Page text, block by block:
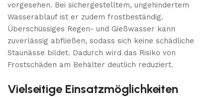
vorgesehen. Bei sichergestelltem, ungehindertem
Wasserablauf ist er zudem frostbeständig.
Überschüssiges Regen- und Gießwasser kann
zuverlässig abfließen, sodass sich keine schädliche
Staunässe bildet. Dadurch wird das Risiko von
Frostschäden am Behälter deutlich reduziert.
Vielseitige Einsatzmöglichkeiten